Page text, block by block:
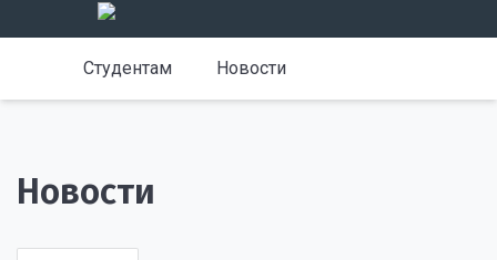
Студентам Новости
Новости